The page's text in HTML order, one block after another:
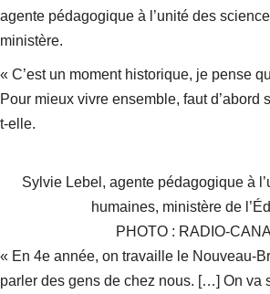
agente pédagogique à l’unité des
ministère.
« C’est un moment historique, je pense
Pour mieux vivre ensemble, faut d’abord
t-elle.
Sylvie Lebel, agente pédagogique à
humaines, ministère de
PHOTO : RADIO-
« En 4e année, on travaille le Nouveau-
parler des gens de chez nous. […] On va